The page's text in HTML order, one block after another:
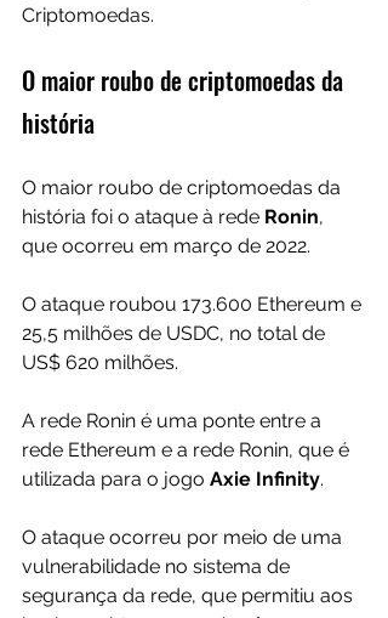
Criptomoedas.
O maior roubo de criptomoedas da
história
O maior roubo de criptomoedas da
história foi o ataque à rede Ronin,
que ocorreu em março de 2022.
O ataque roubou 173.600 Ethereum e
25,5 milhões de USDC, no total de
US$ 620 milhões.
A rede Ronin é uma ponte entre a
rede Ethereum e a rede Ronin, que é
utilizada para o jogo Axie Infinity.
O ataque ocorreu por meio de uma
vulnerabilidade no sistema de
segurança da rede, que permitiu aos